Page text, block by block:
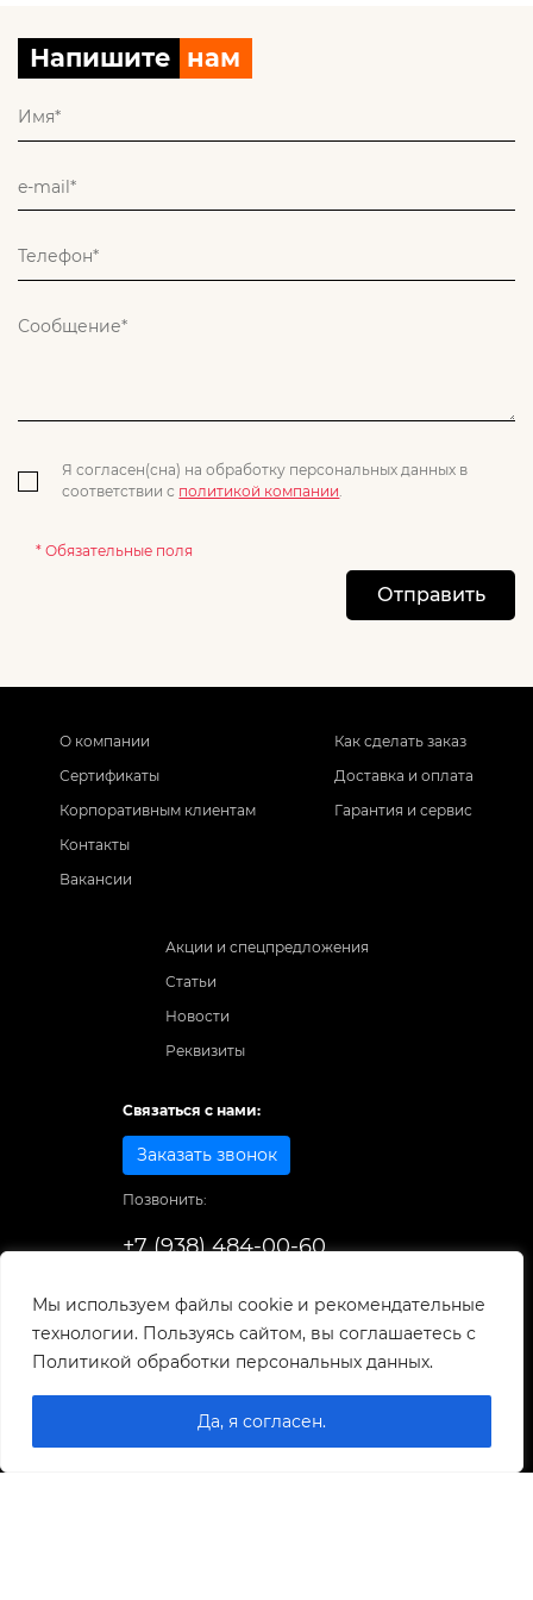
Мы используем файлы cookie и рекомендательные
технологии. Пользуясь сайтом, вы соглашаетесь с
Политикой обработки персональных данных.
Да, я согласен.
Напишите нам
Я согласен(сна) на обработку персональных данных в
соответствии с политикой компании.
* Обязательные поля
Отправить
О компании
Сертификаты
Корпоративным клиентам
Контакты
Вакансии
Как сделать заказ
Доставка и оплата
Гарантия и сервис
Акции и спецпредложения
Статьи
Новости
Реквизиты
Связаться с нами:
Заказать звонок
Позвонить:
+7 (938) 484-00-60
© 1998-2025
0